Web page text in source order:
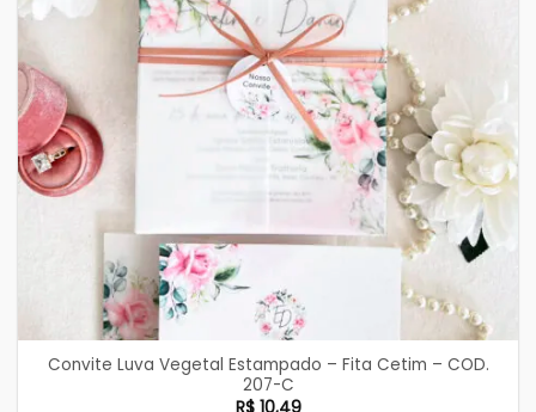
Convite Luva Vegetal Estampado – Fita Cetim – COD.
207-C